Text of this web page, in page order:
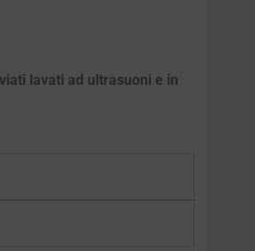
lavati ad ultrasuoni e in